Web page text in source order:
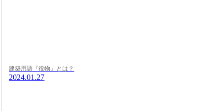
建築用語『役物』とは？
2024.01.27